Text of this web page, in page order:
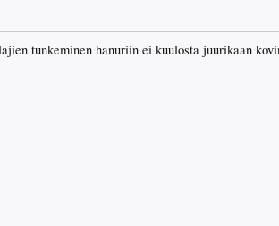
tunkeminen hanuriin ei kuulosta juurikaan